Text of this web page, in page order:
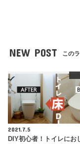
NEW POST この
2021.7.5
DIY初心者！トイレにお